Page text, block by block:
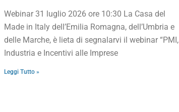
Webinar 31 luglio 2026 ore 10:30 La Casa del
Made in Italy dell’Emilia Romagna, dell’Umbria e
delle Marche, è lieta di segnalarvi il webinar “PMI,
Industria e Incentivi alle Imprese
Leggi Tutto »